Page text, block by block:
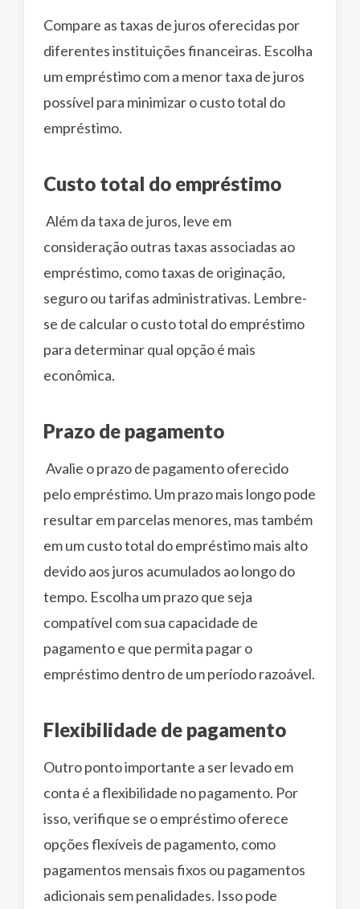
Compare as taxas de juros oferecidas por
diferentes instituições financeiras. Escolha
um empréstimo com a menor taxa de juros
possível para minimizar o custo total do
empréstimo.
Custo total do empréstimo
Além da taxa de juros, leve em
consideração outras taxas associadas ao
empréstimo, como taxas de originação,
seguro ou tarifas administrativas. Lembre-
se de calcular o custo total do empréstimo
para determinar qual opção é mais
econômica.
Prazo de pagamento
Avalie o prazo de pagamento oferecido
pelo empréstimo. Um prazo mais longo pode
resultar em parcelas menores, mas também
em um custo total do empréstimo mais alto
devido aos juros acumulados ao longo do
tempo. Escolha um prazo que seja
compatível com sua capacidade de
pagamento e que permita pagar o
empréstimo dentro de um período razoável.
Flexibilidade de pagamento
Outro ponto importante a ser levado em
conta é a flexibilidade no pagamento. Por
isso, verifique se o empréstimo oferece
opções flexíveis de pagamento, como
pagamentos mensais fixos ou pagamentos
adicionais sem penalidades. Isso pode